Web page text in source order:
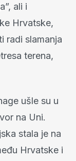
ali i
Hrvatske,
radi slamanja
terena,
ušle su u
na Uni.
stala je na
Hrvatske i